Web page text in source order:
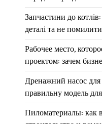
Запчастини до
деталі та не
Рабочее место,
проектом: зачем
Дренажний насос для
правильну модель
Пиломатериалы: как